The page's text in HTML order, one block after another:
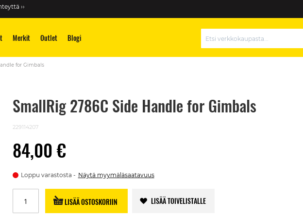
››
Merkit Outlet Blogi
for Gimbals
SmallRig 2786C Side Handle for Gimbals
229114207
84,00 €
Loppu varastosta Näytä myymäläsaatavuus
LISÄÄ OSTOSKORIIN LISÄÄ TOIVELISTALLE